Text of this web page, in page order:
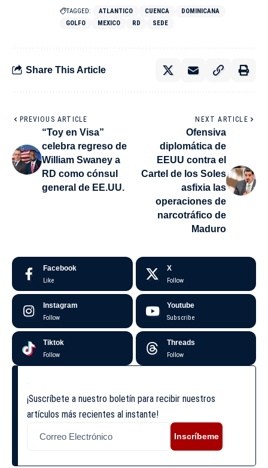
TAGGED: ATLANTICO CUENCA
DOMINICANA
GOLFO
MEXICO RD SEDE
Share This Article
PREVIOUS ARTICLE
“Toy en Visa”
celebra regreso de
William Swaney a
RD como cónsul
general de EE.UU.
NEXT ARTICLE
Ofensiva
diplomática de
EEUU contra el
Cartel de los Soles
asfixia las
operaciones de
narcotráfico de
Maduro
Facebook
Like
X
Follow
Instagram
Follow
Youtube
Subscribe
Tiktok
Follow
Threads
Follow
¡Suscríbete a nuestro boletín para recibir nuestros
artículos más recientes al instante!
Inscríbeme